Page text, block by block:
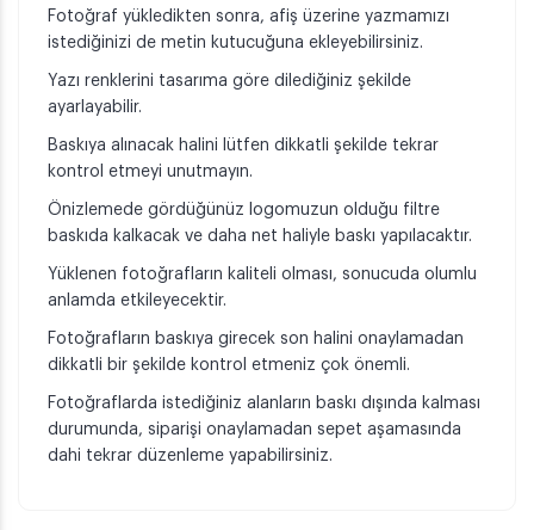
Fotoğraf yükledikten sonra, afiş üzerine yazmamızı
istediğinizi de metin kutucuğuna ekleyebilirsiniz.
Yazı renklerini tasarıma göre dilediğiniz şekilde
ayarlayabilir.
Baskıya alınacak halini lütfen dikkatli şekilde tekrar
kontrol etmeyi unutmayın.
Önizlemede gördüğünüz logomuzun olduğu filtre
baskıda kalkacak ve daha net haliyle baskı yapılacaktır.
Yüklenen fotoğrafların kaliteli olması, sonucuda olumlu
anlamda etkileyecektir.
Fotoğrafların baskıya girecek son halini onaylamadan
dikkatli bir şekilde kontrol etmeniz çok önemli.
Fotoğraflarda istediğiniz alanların baskı dışında kalması
durumunda, siparişi onaylamadan sepet aşamasında
dahi tekrar düzenleme yapabilirsiniz.